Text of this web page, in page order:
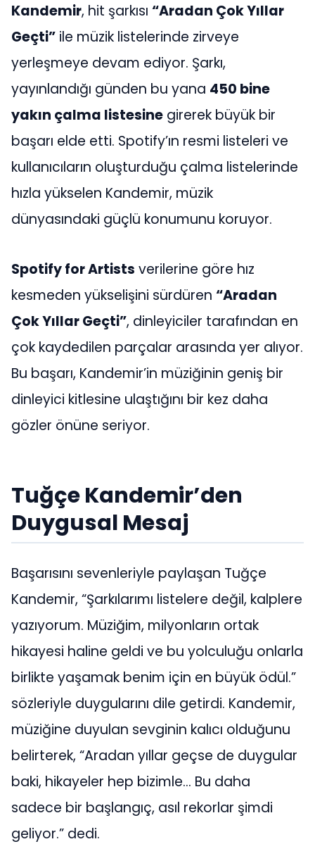
Kandemir, hit şarkısı “Aradan Çok Yıllar
Geçti” ile müzik listelerinde zirveye
yerleşmeye devam ediyor. Şarkı,
yayınlandığı günden bu yana 450 bine
yakın çalma listesine girerek büyük bir
başarı elde etti. Spotify’ın resmi listeleri ve
kullanıcıların oluşturduğu çalma listelerinde
hızla yükselen Kandemir, müzik
dünyasındaki güçlü konumunu koruyor.
Spotify for Artists verilerine göre hız
kesmeden yükselişini sürdüren “Aradan
Çok Yıllar Geçti”, dinleyiciler tarafından en
çok kaydedilen parçalar arasında yer alıyor.
Bu başarı, Kandemir’in müziğinin geniş bir
dinleyici kitlesine ulaştığını bir kez daha
gözler önüne seriyor.
Tuğçe Kandemir’den
Duygusal Mesaj
Başarısını sevenleriyle paylaşan Tuğçe
Kandemir, “Şarkılarımı listelere değil, kalplere
yazıyorum. Müziğim, milyonların ortak
hikayesi haline geldi ve bu yolculuğu onlarla
birlikte yaşamak benim için en büyük ödül.”
sözleriyle duygularını dile getirdi. Kandemir,
müziğine duyulan sevginin kalıcı olduğunu
belirterek, “Aradan yıllar geçse de duygular
baki, hikayeler hep bizimle… Bu daha
sadece bir başlangıç, asıl rekorlar şimdi
geliyor.” dedi.